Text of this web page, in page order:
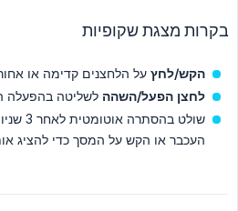
בקרות מצגת שקופיות
הקש/לחץ על הלחצנים קדימה או
לחצן הפעל/השהה לשליטה בהפעלה
שולט
העכבר או הקש על המסך כדי להציג